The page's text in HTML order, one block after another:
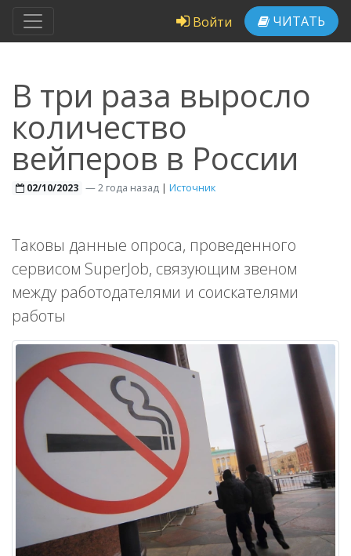
Войти ЧИТАТЬ
В три раза выросло
количество
вейперов в России
02/10/2023 —2 года назад | Источник
Таковы данные опроса, проведенного
сервисом SuperJob, связующим звеном
между работодателями и соискателями
работы